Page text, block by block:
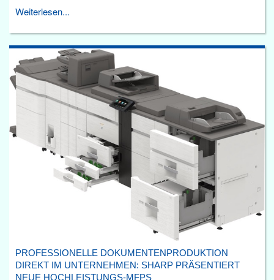
Weiterlesen...
PROFESSIONELLE DOKUMENTENPRODUKTION
DIREKT IM UNTERNEHMEN: SHARP PRÄSENTIERT
NEUE HOCHLEISTUNGS-MFPS